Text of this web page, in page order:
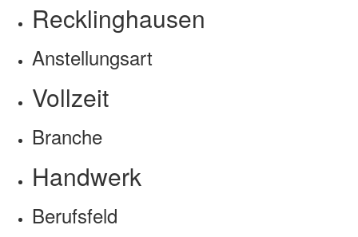
Recklinghausen
Anstellungsart
Vollzeit
Branche
Handwerk
Berufsfeld